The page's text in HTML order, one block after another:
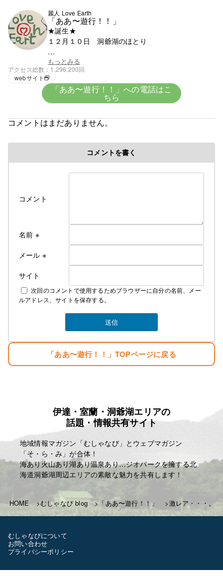
麗人 Love Earth
「ああ〜遊行！！」
★誕生★
１２月１０日 洞爺湖のほとり
★血液★
興味がないがＯ型みたい
★趣味★
修行時代＞高校を卒業後千葉県の大友美容室で１０
て修業
リサーチしてお店をするべきだった・・。と後悔の
麗人Love Earthに名前を変える。
そして新しい基地を構える。
みなさんのご指示で立派な基地がオープンしまし
生まれただけでぼろ儲け・・。
目標
麗人ＨＰ
http://reijin.website/
もっとみる
アクセス総数
1,296,200回
webサイト
「ああ〜遊行！！」への電話はこ
ちら
コメントはまだありません。
コメントを書く
コメント
名前 ※
メール ※
サイト
次回のコメントで使用するためブラウザーに自分の名前、メー
ルアドレス、サイトを保存する。
「ああ〜遊行！！」TOPページに戻る
伊達・室蘭・洞爺湖エリアの
話題・情報共有サイト
地域情報マガジン「むしゃなび」とウェブマガジン
「そ・ら・み」が合体！
海あり火山あり湖あり温泉あり…ジオパークを擁する北
海道洞爺湖周辺エリアの素敵な魅力を共有します！
HOME むしゃなび blog 「ああ〜遊行！！」 激レア・・・。
むしゃなびについて
お問い合わせ
プライバシーポリシー